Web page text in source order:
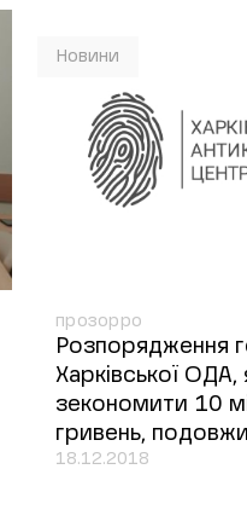
Новини
прозорро
Розпорядження
Харківської
зекономити 10
гривень,
18.12.2018